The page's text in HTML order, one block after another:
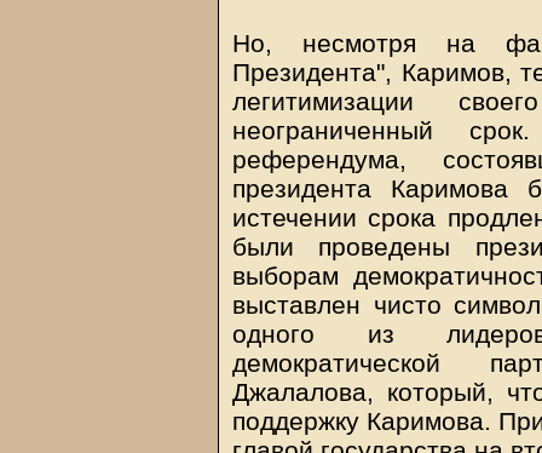
Но, несмотря на
Президента", Каримов,
легитимизации
неограниченный
референдума,
президента
истечении срока
были проведены
выборам
выставлен чисто
одного из лидеров
демократической
Джалалова, который,
поддержку Каримова.